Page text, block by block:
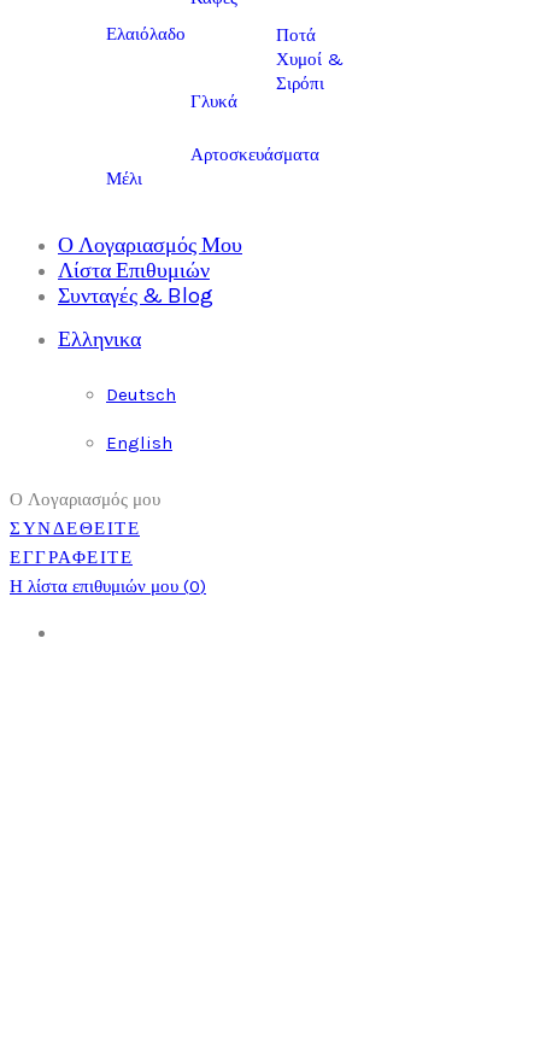
Ελαιόλαδο
Μέλι
Γλυκά
Αρτοσκευάσματα
Ποτά
Χυμοί &
Σιρόπι
Ο Λογαριασμός Μου
Λίστα Επιθυμιών
Συνταγές & Blog
Ελληνικα
Deutsch
English
Ο Λογαριασμός μου
ΣΥΝΔΕΘΕΙΤΕ
ΕΓΓΡΑΦΕΙΤΕ
Η λίστα επιθυμιών μου (0)